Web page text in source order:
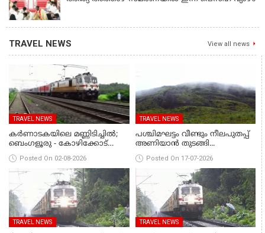
TRAVEL NEWS View all news
TRAVEL NEWS
കര്‍ണാടകയിലെ മണ്ണിടിച്ചില്‍;
ബെംഗളൂരു - കോഴിക്കോട്
ട്രെയിൻ റദ്ദാക്കി
Posted On 02-08-2026
TRAVEL NEWS
പശ്ചിമഘട്ടം വീണ്ടും നീലപുതപ്പ്
അണിയാൻ തുടങ്ങി...
Posted On 17-07-2026
TRAVEL NEWS TRAVEL NEWS